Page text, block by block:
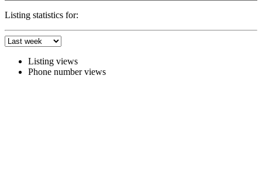
Listing statistics for:
Listing views
Phone number views